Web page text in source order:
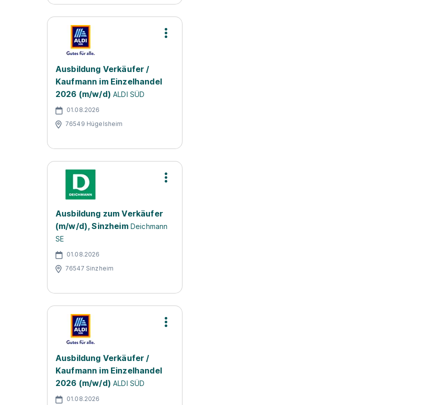
Ausbildung Verkäufer /
Kaufmann im Einzelhandel
2026 (m/w/d) ALDI SÜD
01.08.2026
76549 Hügelsheim
Ausbildung zum Verkäufer
(m/w/d), Sinzheim Deichmann
SE
01.08.2026
76547 Sinzheim
Ausbildung Verkäufer /
Kaufmann im Einzelhandel
2026 (m/w/d) ALDI SÜD
01.08.2026